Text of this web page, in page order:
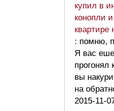
купил в
конопли
квартире
: помню,
Я вас
прогонял
вы
на
2015-11-